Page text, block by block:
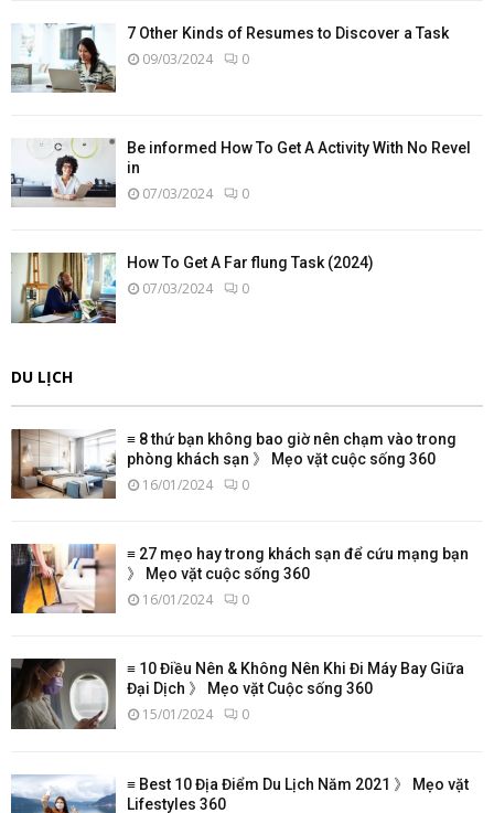
7 Other Kinds of Resumes to Discover a Task
09/03/2024 0
Be informed How To Get A Activity With No Revel
in
07/03/2024 0
How To Get A Far flung Task (2024)
07/03/2024 0
DU LỊCH
≡ 8 thứ bạn không bao giờ nên chạm vào trong
phòng khách sạn 》 Mẹo vặt cuộc sống 360
16/01/2024 0
≡ 27 mẹo hay trong khách sạn để cứu mạng bạn
》 Mẹo vặt cuộc sống 360
16/01/2024 0
≡ 10 Điều Nên & Không Nên Khi Đi Máy Bay Giữa
Đại Dịch 》 Mẹo vặt Cuộc sống 360
15/01/2024 0
≡ Best 10 Địa Điểm Du Lịch Năm 2021 》 Mẹo vặt
Lifestyles 360